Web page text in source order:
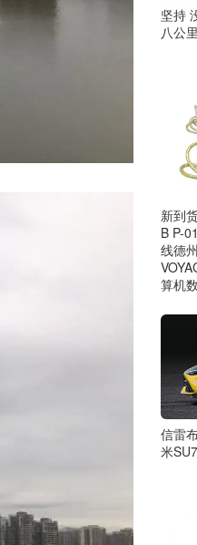
坚持
八公
新到
B P-
线德
算机
信雷
米